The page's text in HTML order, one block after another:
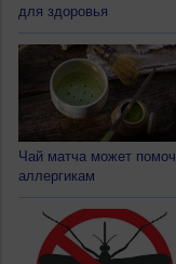
для здоровья
Чай матча может
аллергикам